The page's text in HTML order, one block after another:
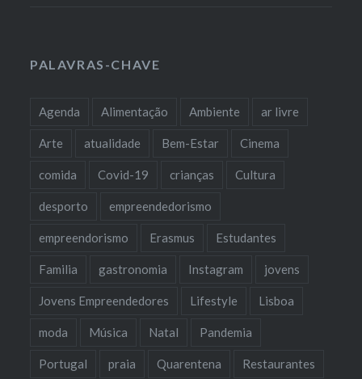
PALAVRAS-CHAVE
Agenda Alimentação Ambiente ar livre
Arte atualidade Bem-Estar Cinema
comida Covid-19 crianças Cultura
desporto empreendedorismo
empreendorismo Erasmus Estudantes
Familia gastronomia Instagram jovens
Jovens Empreendedores Lifestyle Lisboa
moda Música Natal Pandemia
Portugal praia Quarentena Restaurantes